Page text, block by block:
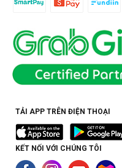
TẢI APP TRÊN ĐIỆN THOẠI
KẾT NỐI VỚI CHÚNG TÔI